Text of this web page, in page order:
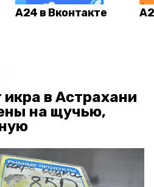
А24 в Вконтакте
в Астрахани
на щучью,